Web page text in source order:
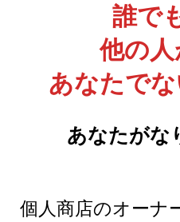
誰で
他の
あなたで
あなたがな
個人商店のオーナ